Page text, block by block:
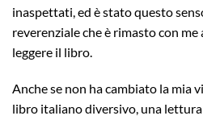
inaspettati, ed è stato questo
reverenziale che è rimasto con
leggere il libro.
Anche se non ha cambiato la mia
libro italiano diversivo, una